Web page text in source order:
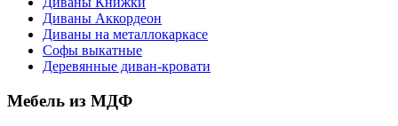
Диваны Аккордеон
Диваны на металлокаркасе
Софы выкатные
Деревянные диван-кровати
Мебель из МДФ